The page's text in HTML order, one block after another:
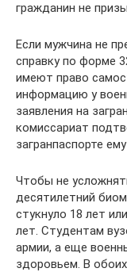
гражданин не
Если мужчина не
справку по форме
имеют право
информацию у
заявления на
комиссариат
загранпаспорте
Чтобы не
десятилетний
стукнуло 18 лет
лет. Студентам
армии, а еще
здоровьем. В